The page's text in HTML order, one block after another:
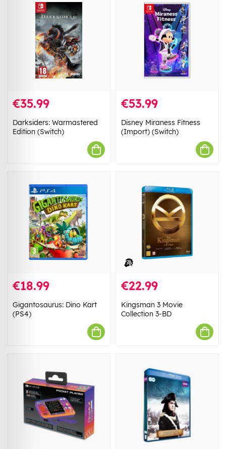
€35.99
Darksiders: Warmastered
Edition (Switch)
€53.99
Disney Miraness Fitness
(Import) (Switch)
€18.99
Gigantosaurus: Dino Kart
(PS4)
€22.99
Kingsman 3 Movie
Collection 3-BD